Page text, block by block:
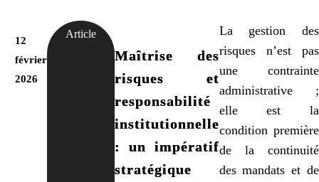
12
février
2026
Article
Maîtrise des
risques et
responsabilité
institutionnelle
: un impératif
stratégique
La gestion des
risques n’est pas
une contrainte
administrative ;
elle est la
condition première
de la continuité
des mandats et de